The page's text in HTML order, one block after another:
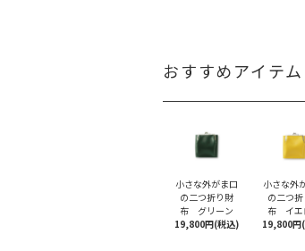
おすすめアイテム
小さな外がま口
の二つ折り財
布 グリーン
19,800円(税込)
小さな外
の二つ
布 イエ
19,800円